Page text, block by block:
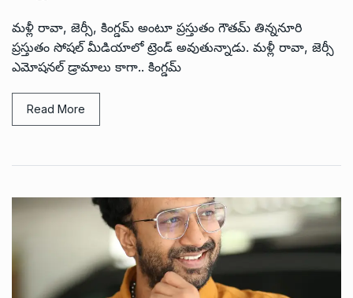
మళ్లీ రావా, జెర్సీ, కింగ్డమ్ అంటూ ప్రస్తుతం గౌతమ్ తిన్ననూరి
ప్రస్తుతం సోషల్ మీడియాలో ట్రెండ్ అవుతున్నాడు. మళ్లీ రావా, జెర్సీ
ఎమోషనల్ డ్రామాలు కాగా.. కింగ్డమ్
Read More